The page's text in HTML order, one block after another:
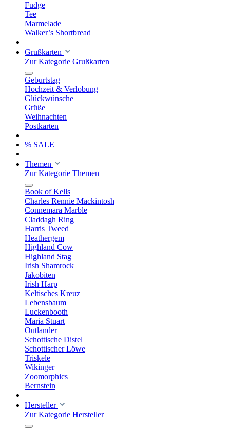
Fudge
Tee
Marmelade
Walker’s Shortbread
Grußkarten
Zur Kategorie Grußkarten
Geburtstag
Hochzeit & Verlobung
Glückwünsche
Grüße
Weihnachten
Postkarten
% SALE
Themen
Zur Kategorie Themen
Book of Kells
Charles Rennie Mackintosh
Connemara Marble
Claddagh Ring
Harris Tweed
Heathergem
Highland Cow
Highland Stag
Irish Shamrock
Jakobiten
Irish Harp
Keltisches Kreuz
Lebensbaum
Luckenbooth
Maria Stuart
Outlander
Schottische Distel
Schottischer Löwe
Triskele
Wikinger
Zoomorphics
Bernstein
Hersteller
Zur Kategorie Hersteller